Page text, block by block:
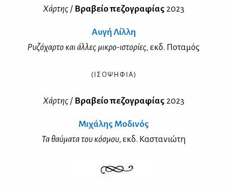
Χάρ­της/ Βρα­βείο πε­ζο­γρα­φί­ας 2023
Αυ­γή Λίλ­λη
Ρυ­ζό­χαρ­το και άλ­λες μι­κρο-ιστο­ρί­ες, εκδ. Πο­τα­μός
( Ι Σ Ο Ψ Η Φ Ι Α )
Χάρ­της/ Βρα­βείο πε­ζο­γρα­φί­ας 2023
Μι­χά­λης Μο­δι­νός
Τα θαύ­μα­τα του κό­σμου, εκδ. Κα­στα­νιώ­τη